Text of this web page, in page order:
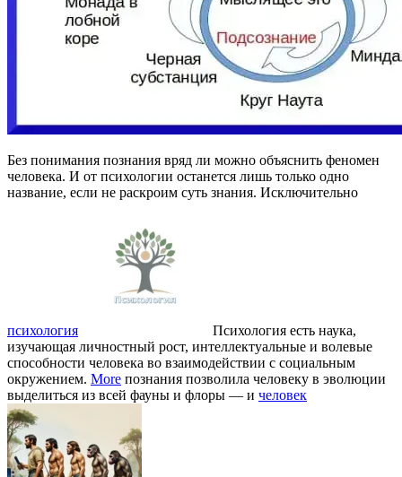
Без понимания познания вряд ли можно объяснить феномен
человека. И от психологии останется лишь только одно
название, если не раскроим суть знания. Исключительно
психология
Психология есть наука,
изучающая личностный рост, интеллектуальные и волевые
способности человека во взаимодействии с социальным
окружением. More познания позволила человеку в эволюции
выделиться из всей фауны и флоры — и человек